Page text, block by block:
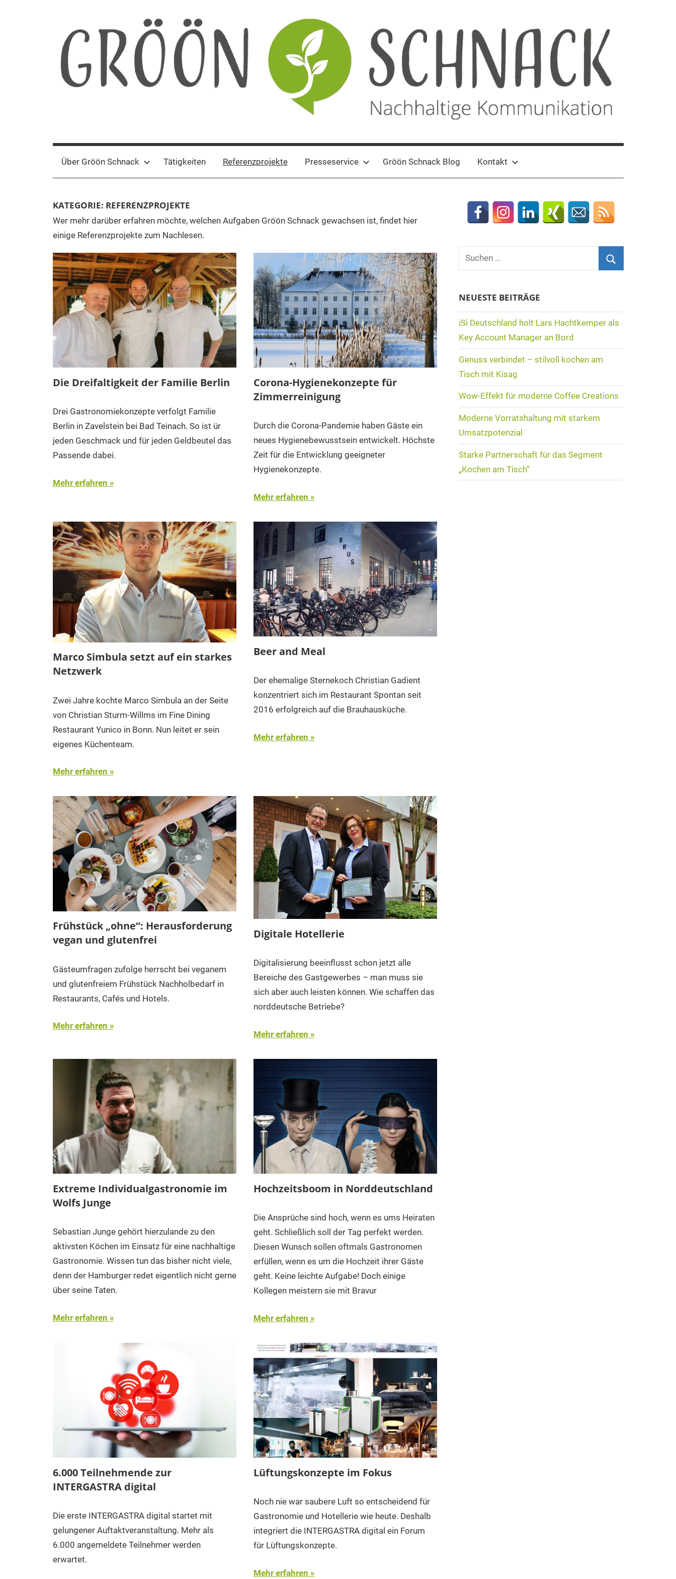
Gröön
Schnack
Kommunikation
Über Gröön Schnack Tätigkeiten Referenzprojekte Presseservice Gröön Schnack Blog Kontakt
KATEGORIE: REFERENZPROJEKTE
Wer mehr darüber erfahren möchte, welchen Aufgaben Gröön Schnack gewachsen ist, findet hier
einige Referenzprojekte zum Nachlesen.
Die Dreifaltigkeit der Familie Berlin
Drei Gastronomiekonzepte verfolgt Familie
Berlin in Zavelstein bei Bad Teinach. So ist ür
jeden Geschmack und für jeden Geldbeutel das
Passende dabei.
Mehr erfahren
Corona-Hygienekonzepte für
Zimmerreinigung
Durch die Corona-Pandemie haben Gäste ein
neues Hygienebewusstsein entwickelt. Höchste
Zeit für die Entwicklung geeigneter
Hygienekonzepte.
Mehr erfahren
Marco Simbula setzt auf ein starkes
Netzwerk
Zwei Jahre kochte Marco Simbula an der Seite
von Christian Sturm-Willms im Fine Dining
Restaurant Yunico in Bonn. Nun leitet er sein
eigenes Küchenteam.
Mehr erfahren
Beer and Meal
Der ehemalige Sternekoch Christian Gadient
konzentriert sich im Restaurant Spontan seit
2016 erfolgreich auf die Brauhausküche.
Mehr erfahren
Frühstück „ohne“: Herausforderung
vegan und glutenfrei
Gästeumfragen zufolge herrscht bei veganem
und glutenfreiem Frühstück Nachholbedarf in
Restaurants, Cafés und Hotels.
Mehr erfahren
Digitale Hotellerie
Digitalisierung beeinflusst schon jetzt alle
Bereiche des Gastgewerbes – man muss sie
sich aber auch leisten können. Wie schaffen das
norddeutsche Betriebe?
Mehr erfahren
Extreme Individualgastronomie im
Wolfs Junge
Sebastian Junge gehört hierzulande zu den
aktivsten Köchen im Einsatz für eine nachhaltige
Gastronomie. Wissen tun das bisher nicht viele,
denn der Hamburger redet eigentlich nicht gerne
über seine Taten.
Mehr erfahren
Hochzeitsboom in Norddeutschland
Die Ansprüche sind hoch, wenn es ums Heiraten
geht. Schließlich soll der Tag perfekt werden.
Diesen Wunsch sollen oftmals Gastronomen
erfüllen, wenn es um die Hochzeit ihrer Gäste
geht. Keine leichte Aufgabe! Doch einige
Kollegen meistern sie mit Bravur
Mehr erfahren
6.000 Teilnehmende zur
INTERGASTRA digital
Die erste INTERGASTRA digital startet mit
gelungener Auftaktveranstaltung. Mehr als
6.000 angemeldete Teilnehmer werden
erwartet.
Lüftungskonzepte im Fokus
Noch nie war saubere Luft so entscheidend für
Gastronomie und Hotellerie wie heute. Deshalb
integriert die INTERGASTRA digital ein Forum
für Lüftungskonzepte.
Mehr erfahren
Suchen
NEUESTE BEITRÄGE
iSi Deutschland holt Lars Hachtkemper als
Key Account Manager an Bord
Genuss verbindet – stilvoll kochen am
Tisch mit Kisag
Wow-Effekt für moderne Coffee Creations
Moderne Vorratshaltung mit starkem
Umsatzpotenzial
Starke Partnerschaft für das Segment
„Kochen am Tisch“